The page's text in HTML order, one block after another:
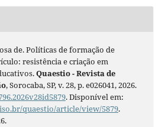
de. Políticas de formação de
resistência e criação em
Quaestio - Revista de
, Sorocaba, SP, v. 28, p. e026041, 2026.
. Disponível em:
quaestio/article/view/5879.